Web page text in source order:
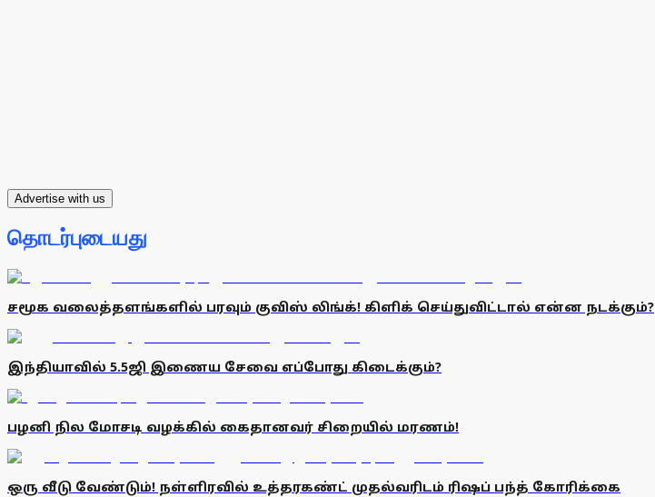
Advertise with us
தொடர்புடையது
சமூக வலைத்தளங்களில் பரவும் குவிஸ் லிங்க்! கிளிக் செய்துவிட்டால் என்ன நடக்கும்?
இந்தியாவில் 5.5ஜி இணைய சேவை எப்போது கிடைக்கும்?
பழனி நில மோசடி வழக்கில் கைதானவர் சிறையில் மரணம்!
ஒரு வீடு வேண்டும்! நள்ளிரவில் உத்தரகண்ட் முதல்வரிடம் ரிஷப் பந்த் கோரிக்கை